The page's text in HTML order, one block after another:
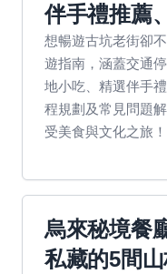
伴手禮推薦
想暢遊古坑老街卻
遊指南，涵蓋交通
地小吃、精選伴手
程規劃及常見問題
受美食與文化之旅！
烏來秘境餐
私藏的5間